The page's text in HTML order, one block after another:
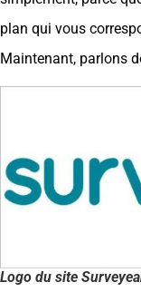
plan qui vous
Maintenant, parlons
Logo du site